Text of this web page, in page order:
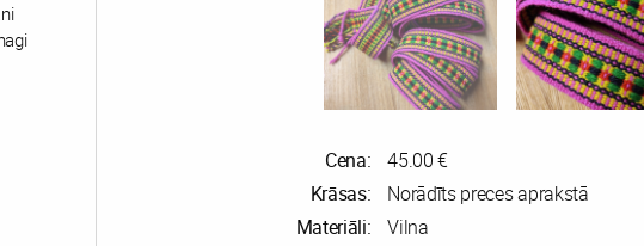
Cena:
45.00 €
Krāsas:
Norādīts preces aprakstā
Materiāli:
Vilna